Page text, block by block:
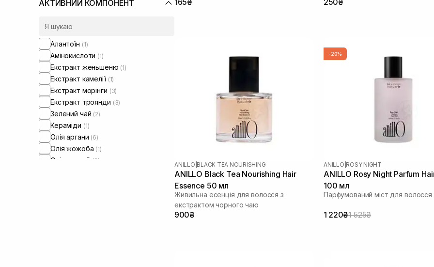
АКТИВНИЙ КОМПОНЕНТ
Алантоїн (1)
Амінокислоти (1)
Екстракт женьшеню (1)
Екстракт камелії (1)
Екстракт морінги (3)
Екстракт троянди (3)
Зелений чай (2)
Кераміди (1)
Олія аргани (6)
Олія жожоба (1)
Олія камелії (6)
ANILLO BLACK TEA NOURISHING
ANILLO Black Tea Nourishing Hair
Essence 50 мл
Живильна есенція для волосся з
екстрактом чорного чаю
900₴
-20%
ANILLO ROSY NIGHT
ANILLO Rosy Night Parfum
100 мл
Парфумований міст для волосся
1 220₴1 525₴